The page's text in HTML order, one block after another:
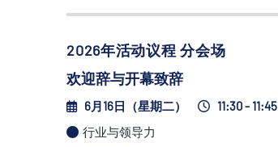
2026年活动议程 分会场
欢迎辞与开幕致辞
6月16日（星期二） 11:30 - 11:45
行业与领导力